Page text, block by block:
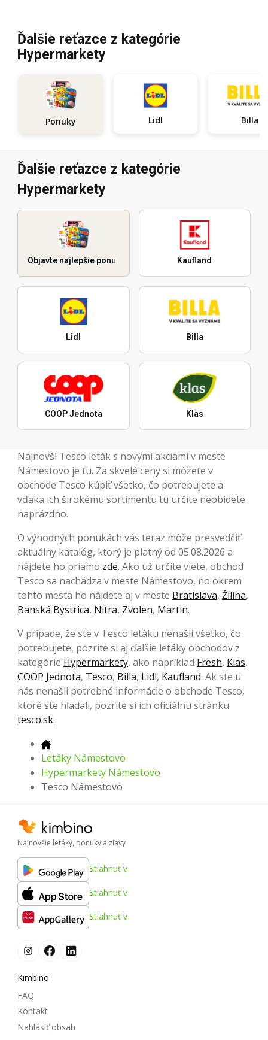
Ďalšie reťazce z kategórie
Hypermarkety
Ponuky Lidl Billa
Ďalšie reťazce z kategórie
Hypermarkety
Objavte najlepšie ponuky Kaufland
Lidl Billa
COOP Jednota Klas
Najnovší Tesco leták s novými akciami v meste
Námestovo je tu. Za skvelé ceny si môžete v
obchode Tesco kúpiť všetko, čo potrebujete a
vďaka ich širokému sortimentu tu určite neobídete
naprázdno.
O výhodných ponukách vás teraz môže presvedčiť
aktuálny katalóg, ktorý je platný od 05.08.2026 a
nájdete ho priamo zde. Ako už určite viete, obchod
Tesco sa nachádza v meste Námestovo, no okrem
tohto mesta ho nájdete aj v meste Bratislava, Žilina,
Banská Bystrica, Nitra, Zvolen, Martin.
V prípade, že ste v Tesco letáku nenašli všetko, čo
potrebujete, pozrite si aj ďalšie letáky obchodov z
kategórie Hypermarkety, ako napríklad Fresh, Klas,
COOP Jednota, Tesco, Billa, Lidl, Kaufland. Ak ste u
nás nenašli potrebné informácie o obchode Tesco,
ktoré ste hľadali, pozrite si ich oficiálnu stránku
tesco.sk.
Letáky Námestovo
Hypermarkety Námestovo
Tesco Námestovo
Najnovšie letáky, ponuky a zľavy
Stiahnuť v
Stiahnuť v
Stiahnuť v
Kimbino
FAQ
Kontakt
Nahlásiť obsah